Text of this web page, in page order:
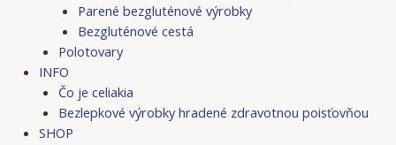
Parené bezgluténové výrobky
Bezgluténové cestá
Polotovary
INFO
Čo je celiakia
Bezlepkové výrobky hradené zdravotnou poisťovňou
SHOP